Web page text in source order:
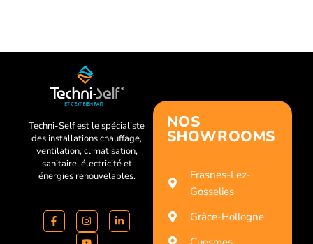
Techni-Self est le spécialiste
des installations chauffage,
ventilation, climatisation,
sanitaire, électricité et
énergies renouvelables.
NOS
SHOWROOMS
Frasnes-Lez-
Gosselies
Grâce-Hollogne